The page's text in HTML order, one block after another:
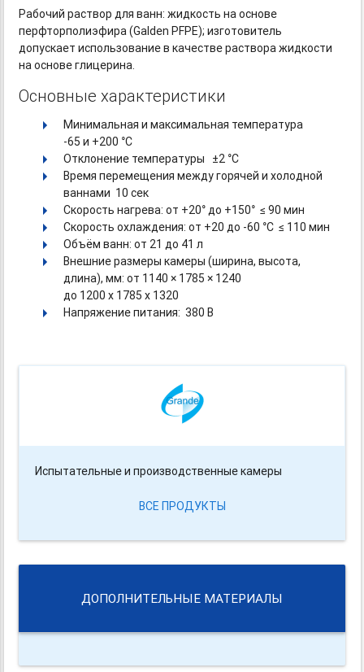
Рабочий раствор для ванн: жидкость на основе
перфторполиэфира (Galden PFPE); изготовитель
допускает использование в качестве раствора жидкости
на основе глицерина.
Основные характеристики
Минимальная и максимальная температура
-65 и +200 °C
Отклонение температуры ±2 °С
Время перемещения между горячей и холодной
ваннами 10 сек
Скорость нагрева: от +20° до +150° ≤ 90 мин
Скорость охлаждения: от +20до -60 °C ≤ 110 мин
Объём ванн: от 21 до 41 л
Внешние размеры камеры (ширина, высота,
длина), мм: от 1140 × 1785 × 1240
до 1200 х 1785 х 1320
Напряжение питания: 380 В
Испытательные и производственные камеры
ВСЕ ПРОДУКТЫ
ДОПОЛНИТЕЛЬНЫЕ МАТЕРИАЛЫ